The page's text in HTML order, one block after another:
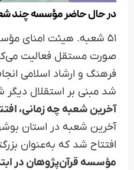
در حال حاضر مؤسسه چند
۵۱ شعبه. هیئت امنای
صورت مستقل فعالیت
فرهنگ و ارشاد اسلامی
شد مبنی بر استقلال دیگر
آخرین شعبه چه زمانی،
افتتاح شد که به‌عنوان
مؤسسه قرآن‌پژوهان در